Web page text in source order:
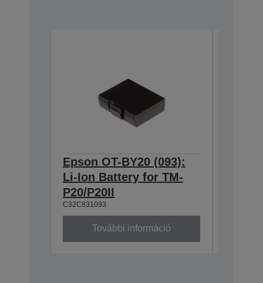
Epson OT-BY20 (093):
Li-Ion Battery for TM-
P20/P20II
C32C831093
További információ